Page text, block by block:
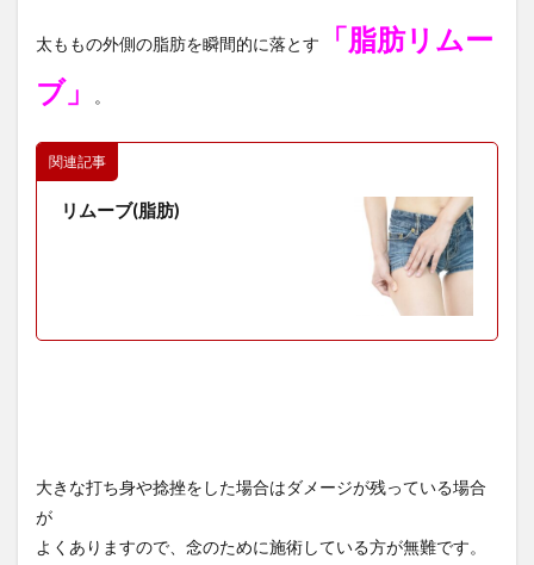
太ももの外側の脂肪を瞬間的に落とす
「脂肪リムー
ブ」
。
関連記事
リムーブ(脂肪)
大きな打ち身や捻挫をした場合はダメージが残っている場合
が
よくありますので、念のために施術している方が無難です。